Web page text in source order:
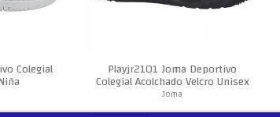
Colegial Playjr2101 Joma Deportivo
Colegial Acolchado Velcro Unisex
Joma